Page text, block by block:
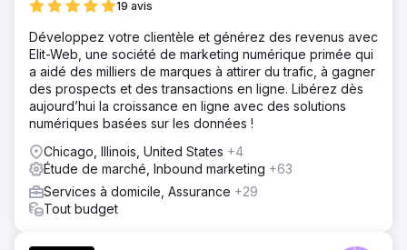
19 avis
Développez votre clientèle et générez des revenus avec
Elit-Web, une société de marketing numérique primée qui
a aidé des milliers de marques à attirer du trafic, à gagner
des prospects et des transactions en ligne. Libérez dès
aujourd’hui la croissance en ligne avec des solutions
numériques basées sur les données !
Chicago, Illinois, United States +4
Étude de marché, Inbound marketing +63
Services à domicile, Assurance +29
Tout budget